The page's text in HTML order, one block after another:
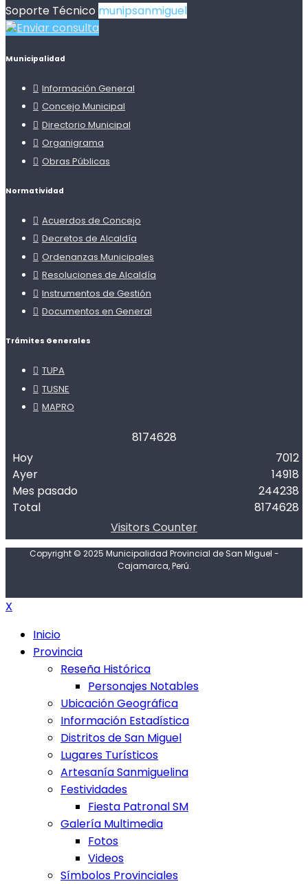
Soporte Técnico munipsanmiguel
Enviar consulta
Municipalidad
Información General
Concejo Municipal
Directorio Municipal
Organigrama
Obras Públicas
Normatividad
Acuerdos de Concejo
Decretos de Alcaldía
Ordenanzas Municipales
Resoluciones de Alcaldía
Instrumentos de Gestión
Documentos en General
Trámites Generales
TUPA
TUSNE
MAPRO
8174628
Hoy
Ayer
Mes pasado
Total
7012
14918
244238
8174628
Visitors Counter
Copyright © 2025 Municipalidad Provincial de San Miguel -
Cajamarca, Perú.
X
Inicio
Provincia
Reseña Histórica
Personajes Notables
Ubicación Geográfica
Información Estadística
Distritos de San Miguel
Lugares Turísticos
Artesanía Sanmiguelina
Festividades
Fiesta Patronal SM
Galería Multimedia
Fotos
Videos
Símbolos Provinciales